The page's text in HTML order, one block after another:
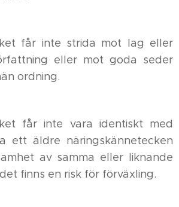
får inte strida mot lag eller
eller mot goda seder
ordning.
får inte vara identiskt med
ett äldre näringskännetecken
av samma eller liknande
finns en risk för förväxling.